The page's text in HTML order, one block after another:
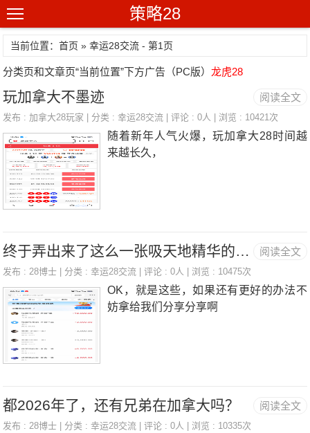
策略28
当前位置：首页 » 幸运28交流 - 第1页
分类页和文章页“当前位置”下方广告（PC版）龙虎28
阅读全文
玩加拿大不墨迹
发布 :加拿大28玩家 | 分类 :幸运28交流 | 评论 : 0人 | 浏览 : 10421次
随着新年人气火爆，玩加拿大28时间越
来越长久，
阅读全文
终于弄出来了这么一张吸天地精华的图：有了他你就能在28场上狂拿本本啦
发布 :28博士 | 分类 :幸运28交流 | 评论 : 0人 | 浏览 : 10475次
OK，就是这些，如果还有更好的办法不
妨拿给我们分享分享啊
阅读全文
都2026年了，还有兄弟在加拿大吗？
发布 :28博士 | 分类 :幸运28交流 | 评论 : 0人 | 浏览 : 10335次